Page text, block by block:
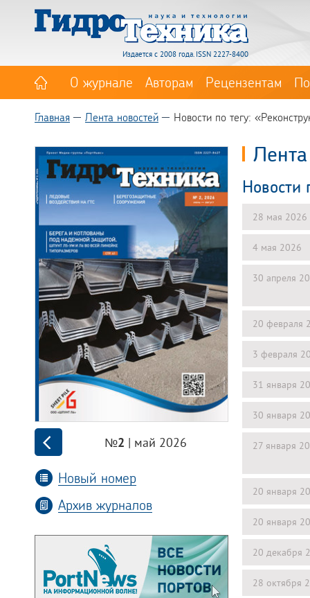
Издается с 2008 года. ISSN 2227-8400
О журнале Авторам Рецензентам
Главная Лента новостей Новости по тегу:
№2 | май 2026
Новый номер
Архив журналов
Новости
28 мая 2026
4 мая 2026
30 апреля
20 февраля
3 февраля
31 января
30 января
27 января
20 января
20 января
20 декабря
28 октября